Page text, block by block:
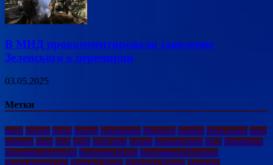
В МИД прокомментировали заявление
Зеленского о перемирии
03.05.2025
Метки
apple Google honor huawei it-компании Microsoft oneplus Open source oppo
samsung Tesla vivo x200 x200 ultra xiaomi Беспилотники ВСУ Вашингтон
Владимир Зеленский Владимир Путин Владимиром Путиным
Вооруженных сил Дональд Трамп Дональда Трампа Здоровье